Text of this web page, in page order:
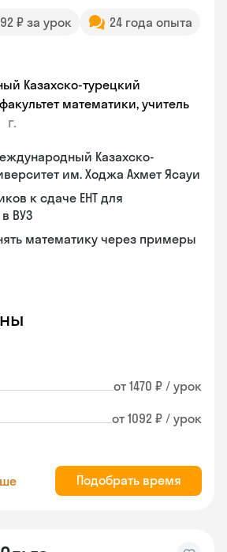
₽ за урок
24 года опыта
Казахско-турецкий
математики, учитель
г.
Казахско-
им. Ходжа Ахмет Ясауи
к сдаче ЕНТ для
ВУЗ
математику через примеры
от 1470 ₽ / урок
от 1092 ₽ / урок
Подобрать время